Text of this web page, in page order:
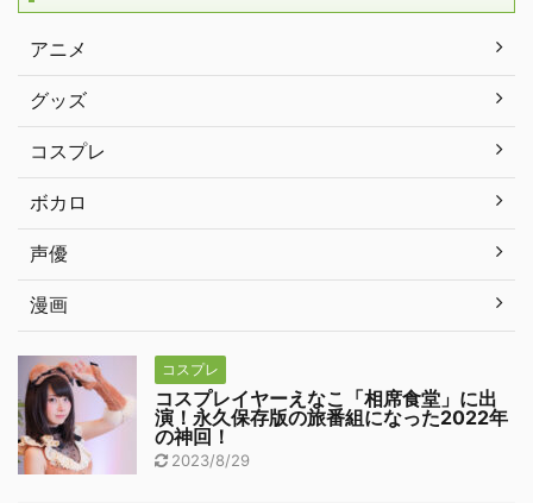
アニメ
グッズ
コスプレ
ボカロ
声優
漫画
コスプレ
コスプレイヤーえなこ「相席食堂」に出
演！永久保存版の旅番組になった2022年
の神回！
2023/8/29